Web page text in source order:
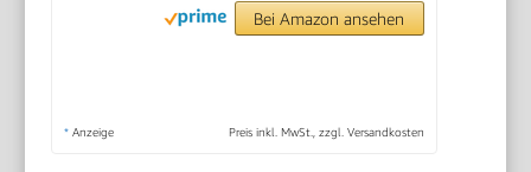
Bei Amazon ansehen
* Anzeige Preis inkl. MwSt., zzgl. Versandkosten